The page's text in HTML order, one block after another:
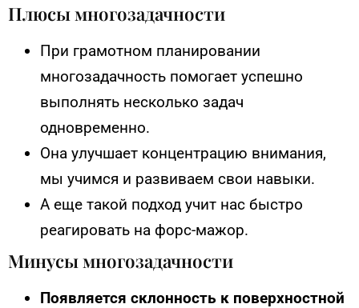
Плюсы многозадачности
При грамотном планировании
многозадачность помогает успешно
выполнять несколько задач
одновременно.
Она улучшает концентрацию внимания,
мы учимся и развиваем свои навыки.
А еще такой подход учит нас быстро
реагировать на форс-мажор.
Минусы многозадачности
Появляется склонность к поверхностной